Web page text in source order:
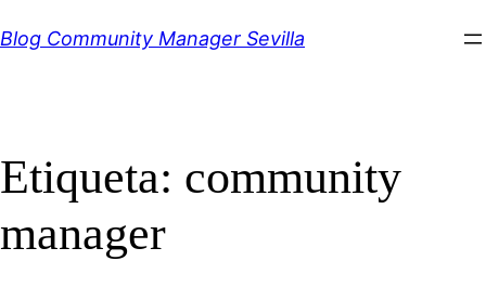
al
Blog Community Manager Sevilla
Etiqueta: community
manager